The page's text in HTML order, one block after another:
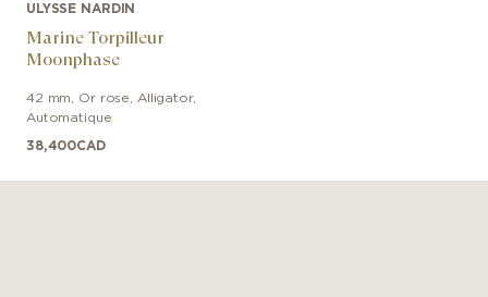
ULYSSE NARDIN
Marine Torpilleur
Moonphase
42 mm Or rose Alligator,
Automatique
38,400CAD